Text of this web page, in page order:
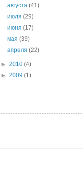
августа(41)
июля(29)
июня(17)
мая(39)
апреля(22)
► 2010 (4)
► 2009 (1)